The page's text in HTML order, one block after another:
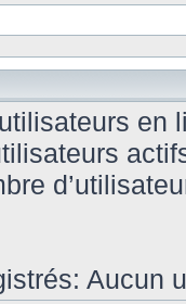
utilisateurs en
Aucun